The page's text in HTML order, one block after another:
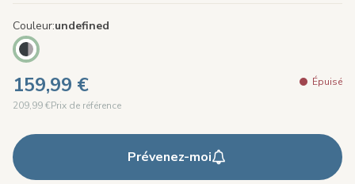
Couleur undefined
159,99 €
209,99 €Prix de référence
Épuisé
Prévenez-moi